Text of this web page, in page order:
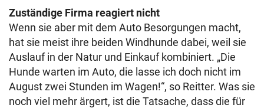
Zuständige Firma reagiert nicht
Wenn sie aber mit dem Auto Besorgungen macht,
hat sie meist ihre beiden Windhunde dabei, weil sie
Auslauf in der Natur und Einkauf kombiniert. „Die
Hunde warten im Auto, die lasse ich doch nicht im
August zwei Stunden im Wagen!“, so Reitter. Was sie
noch viel mehr ärgert, ist die Tatsache, dass die für